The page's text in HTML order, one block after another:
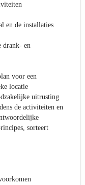
en de installaties
drank- en
voor een
locatie
uitrusting
de activiteiten en
sorteert